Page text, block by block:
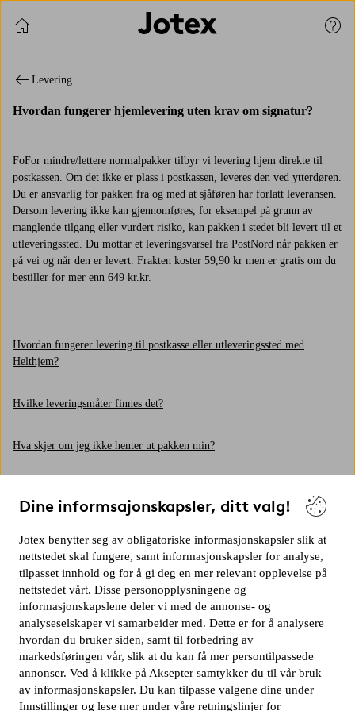
Dine informsajonskapsler, ditt valg!
Jotex benytter seg av obligatoriske informasjonskapsler slik at
nettstedet skal fungere, samt informasjonskapsler for analyse,
tilpasset innhold og for å gi deg en mer relevant opplevelse på
nettstedet vårt. Disse personopplysningene og
informasjonskapslene deler vi med de annonse- og
analyseselskaper vi samarbeider med. Dette er for å analysere
hvordan du bruker siden, samt til forbedring av
markedsføringen vår, slik at du kan få mer persontilpassede
annonser. Ved å klikke på Aksepter samtykker du til vår bruk
av informasjonskapsler. Du kan tilpasse valgene dine under
Innstillinger og lese mer under våre retningslinjer for
Fortsett å handle
Levering
Hvordan fungerer hjemlevering uten krav om signatur?
FoFor mindre/lettere normalpakker tilbyr vi levering hjem direkte til
postkassen. Om det ikke er plass i postkassen, leveres den ved ytterdøren.
Du er ansvarlig for pakken fra og med at sjåføren har forlatt leveransen.
Dersom levering ikke kan gjennomføres, for eksempel på grunn av
manglende tilgang eller vurdert risiko, kan pakken i stedet bli levert til et
utleveringssted. Du mottar et leveringsvarsel fra PostNord når pakken er
på vei og når den er levert. Frakten koster 59,90 kr men er gratis om du
bestiller for mer enn 649 kr.kr.
Hvordan fungerer levering til postkasse eller utleveringssted med
Helthjem?
Hvilke leveringsmåter finnes det?
Hva skjer om jeg ikke henter ut pakken min?
Hvordan får jeg en varsling?
Hvordan fungerer hjemlevering av større/tyngre pakker med PostNord?
Hvorfor er bestillingen min delt opp i flere pakker eller leveranser?
Hvordan fungerer Express med hjemlevering?